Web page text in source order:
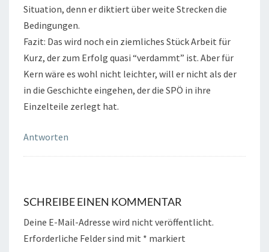
Situation, denn er diktiert über weite Strecken die
Bedingungen.
Fazit: Das wird noch ein ziemliches Stück Arbeit für
Kurz, der zum Erfolg quasi “verdammt” ist. Aber für
Kern wäre es wohl nicht leichter, will er nicht als der
in die Geschichte eingehen, der die SPÖ in ihre
Einzelteile zerlegt hat.
Antworten
SCHREIBE EINEN KOMMENTAR
Deine E-Mail-Adresse wird nicht veröffentlicht.
Erforderliche Felder sind mit * markiert